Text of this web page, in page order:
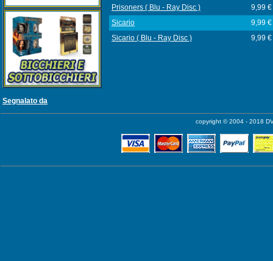
Segnalato da
Prisoners ( Blu - Ray Disc )
9,99 €
Sicario
9,99 €
Sicario ( Blu - Ray Disc )
9,99 €
copyright © 2004 - 2018